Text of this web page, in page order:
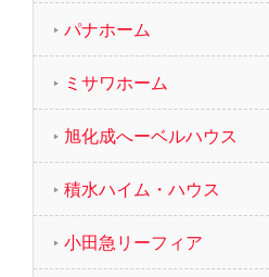
パナホーム
ミサワホーム
旭化成へーベルハウス
積水ハイム・ハウス
小田急リーフィア